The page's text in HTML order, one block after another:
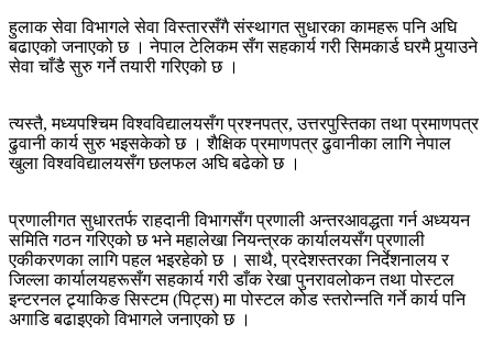
हुलाक सेवा विभागले सेवा विस्तारसँगै संस्थागत सुधारका कामहरू पनि अघि
बढाएको जनाएको छ । नेपाल टेलिकम सँग सहकार्य गरी सिमकार्ड घरमै पुर्‍याउने
सेवा चाँडै सुरु गर्ने तयारी गरिएको छ ।
त्यस्तै, मध्यपश्चिम विश्वविद्यालयसँग प्रश्नपत्र, उत्तरपुस्तिका तथा प्रमाणपत्र
ढुवानी कार्य सुरु भइसकेको छ । शैक्षिक प्रमाणपत्र ढुवानीका लागि नेपाल
खुला विश्वविद्यालयसँग छलफल अघि बढेको छ ।
प्रणालीगत सुधारतर्फ राहदानी विभागसँग प्रणाली अन्तरआवद्धता गर्न अध्ययन
समिति गठन गरिएको छ भने महालेखा नियन्त्रक कार्यालयसँग प्रणाली
एकीकरणका लागि पहल भइरहेको छ । साथै, प्रदेशस्तरका निर्देशनालय र
जिल्ला कार्यालयहरूसँग सहकार्य गरी डाँक रेखा पुनरावलोकन तथा पोस्टल
इन्टरनल ट्र्याकिङ सिस्टम (पिट्स) मा पोस्टल कोड स्तरोन्नति गर्ने कार्य पनि
अगाडि बढाइएको विभागले जनाएको छ ।